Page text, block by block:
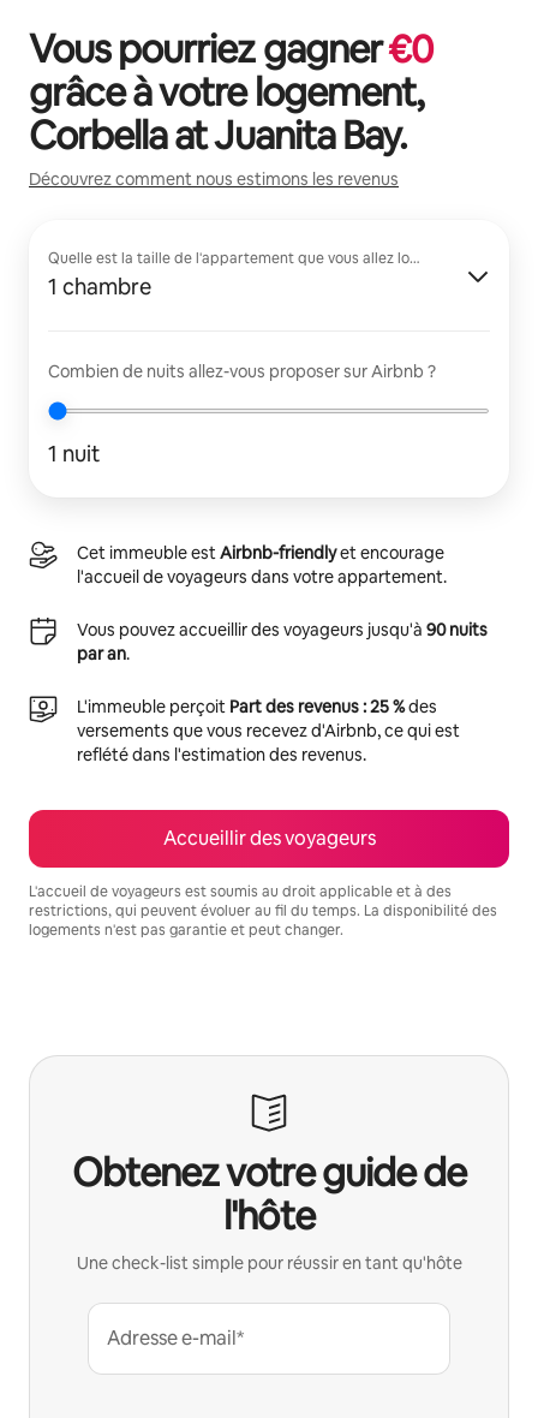
Vous pourriez gagner€0
grâce à votre logement,
Corbella at Juanita Bay.
Découvrez comment nous estimons les revenus
Quelle est la taille de l'appartement que vous allez louer ?
1 chambre
Combien de nuits allez-vous proposer sur Airbnb ?
1 nuit
Cet immeuble estAirbnb-friendlyet encourage
l'accueil de voyageurs dans votre appartement.
Vous pouvez accueillir des voyageurs jusqu'à 90 nuits
par an.
L'immeuble perçoit Part des revenus : 25 %des
versements que vous recevez d'Airbnb, ce qui est
reflété dans l'estimation des revenus.
Accueillir des voyageurs
L'accueil de voyageurs est soumis au droit applicable et à des
restrictions, qui peuvent évoluer au fil du temps. La disponibilité des
logements n'est pas garantie et peut changer.
Obtenez votre guide de
l'hôte
Une check-list simple pour réussir en tant qu'hôte
Adresse e-mail*